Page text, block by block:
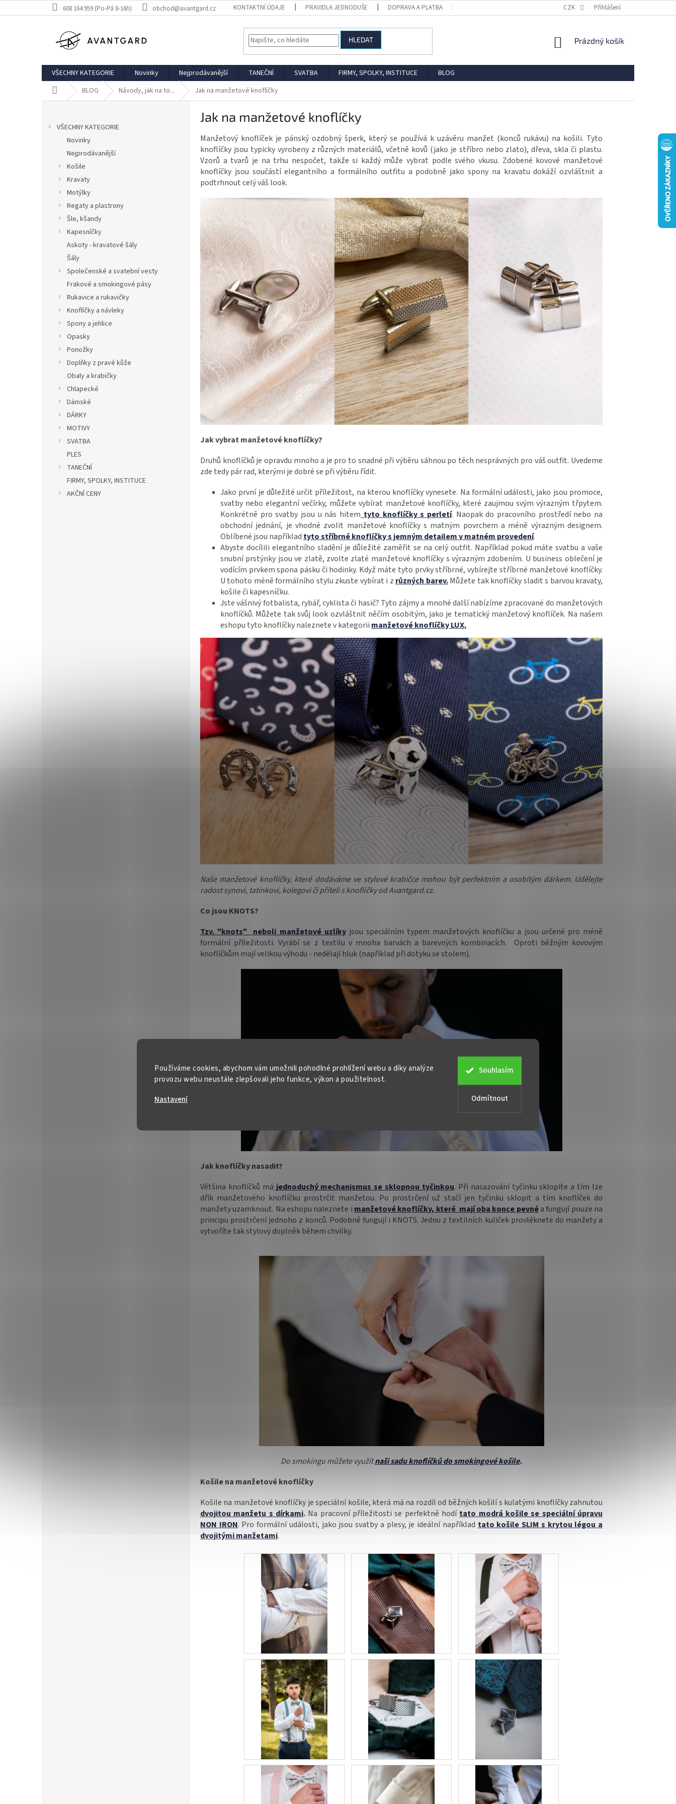
Používáme cookies, abychom vám umožnili pohodlné prohlížení webu a díky analýze
provozu webu neustále zlepšovali jeho funkce, výkon a použitelnost.
Nastavení
Odmítnout
Souhlasím
na
608 164 959 (Po-Pá 8-16h) obchod@avantgard.cz KONTAKTNÍ ÚDAJE PRAVIDLA JEDNODUŠE DOPRAVA A PLATBA REKLAMACE VRÁCENÍ ZBOŽÍ
CZK Přihlášení
HLEDAT
NÁKUPNÍ
Prázdný košík
VŠECHNY KATEGORIE Novinky Nejprodávanější TANEČNÍ SVATBA FIRMY, SPOLKY, INSTITUCE
BLOG
Domů BLOG Návody, jak na to... Jak na manžetové knoflíčky
Přeskočit
VŠECHNY KATEGORIE
Novinky
Nejprodávanější
Košile
Kravaty
Motýlky
Regaty a plastrony
Šle, kšandy
Kapesníčky
Askoty - kravatové šály
Šály
Společenské a svatební vesty
Frakové a smokingové pásy
Rukavice a rukavičky
Knoflíčky a návleky
Spony a jehlice
Opasky
Ponožky
Doplňky z pravé kůže
Obaly a krabičky
Chlapecké
Dámské
DÁRKY
MOTIVY
SVATBA
PLES
TANEČNÍ
FIRMY, SPOLKY, INSTITUCE
AKČNÍ CENY
Jak na manžetové knoflíčky
Manžetový knoflíček je pánský ozdobný šperk, který se používá k uzávěru manžet (konců rukávu) na košili. Tyto
knoflíčky jsou typicky vyrobeny z různých materiálů, včetně kovů (jako je stříbro nebo zlato), dřeva, skla či plastu.
Vzorů a tvarů je na trhu nespočet, takže si každý může vybrat podle svého vkusu. Zdobené kovové manžetové
knoflíčky jsou součástí elegantního a formálního outfitu a podobně jako spony na kravatu dokáží ozvláštnit a
podtrhnout celý váš look.
Jak vybrat manžetové knoflíčky?
Druhů knoflíčků je opravdu mnoho a je pro to snadné při výběru sáhnou po těch nesprávných pro váš outfit. Uvedeme
zde tedy pár rad, kterými je dobré se při výběru řídit.
Jako první je důležité určit příležitost, na kterou knoflíčky vynesete. Na formální události, jako jsou promoce,
svatby nebo elegantní večírky, můžete vybírat manžetové knoflíčky, které zaujmou svým výrazným třpytem.
Konkrétně pro svatby jsou u nás hitem tyto knoflíčky s perletí. Naopak do pracovního prostředí nebo na
obchodní jednání, je vhodné zvolit manžetové knoflíčky s matným povrchem a méně výrazným designem.
Oblíbené jsou například tyto stříbrné knoflíčky s jemným detailem v matném provedení.
Abyste docílili elegantního sladění je důležité zaměřit se na celý outfit. Například pokud máte svatbu a vaše
snubní prstýnky jsou ve zlatě, zvolte zlaté manžetové knoflíčky s výrazným zdobením. U business oblečení je
vodícím prvkem spona pásku či hodinky. Když máte tyto prvky stříbrné, vybírejte stříbrné manžetové knoflíčky.
U tohoto méně formálního stylu zkuste vybírat i z různých barev.Můžete tak knoflíčky sladit s barvou kravaty,
košile či kapesníčku.
Jste vášnivý fotbalista, rybář, cyklista či hasič? Tyto zájmy a mnohé další nabízíme zpracované do manžetových
knoflíčků. Můžete tak svůj look ozvláštnit něčím osobitým, jako je tematický manžetový knoflíček. Na našem
eshopu tyto knoflíčky naleznete v kategorii manžetové knoflíčky LUX.
Naše manžetové knoflíčky, které dodáváme ve stylové krabičce mohou být perfektním a osobitým dárkem. Udělejte
radost synovi, tatínkovi, kolegovi či příteli s knoflíčky od Avantgard.cz.
Co jsou KNOTS?
Tzv. "knots" neboli manžetové uzlíkyjsou speciálním typem manžetových knoflíčku a jsou určené pro méně
formální příležitosti. Vyrábí se z textilu v mnoha barvách a barevných kombinacích. Oproti běžným kovovým
knoflíčkům mají velikou výhodu - nedělají hluk (například při dotyku se stolem).
Jak knoflíčky nasadit?
Většina knoflíčků má jednoduchý mechanismus se sklopnou tyčinkou. Při nasazování tyčinku sklopíte a tím lze
dřík manžetového knoflíčku prostrčit manžetou. Po prostrčení už stačí jen tyčinku sklopit a tím knoflíček do
manžety uzamknout. Na eshopu naleznete i manžetové knoflíčky, které mají oba konce pevnéa fungují pouze na
principu prostrčení jednoho z konců. Podobně fungují i KNOTS. Jednu z textilních kuliček provléknete do manžety a
vytvoříte tak stylový doplněk během chvilky.
Do smokingu můžete využítnaši sadu knoflíčků do smokingové košile.
Košile na manžetové knoflíčky
Košile na manžetové knoflíčky je speciální košile, která má na rozdíl od běžných košilí s kulatými knoflíčky zahnutou
dvojitou manžetu s dírkami. Na pracovní příležitosti se perfektně hodí tato modrá košile se speciální úpravu
NON IRON. Pro formální události, jako jsou svatby a plesy, je ideální například tato košile SLIM s krytou légou a
dvojitými manžetami.